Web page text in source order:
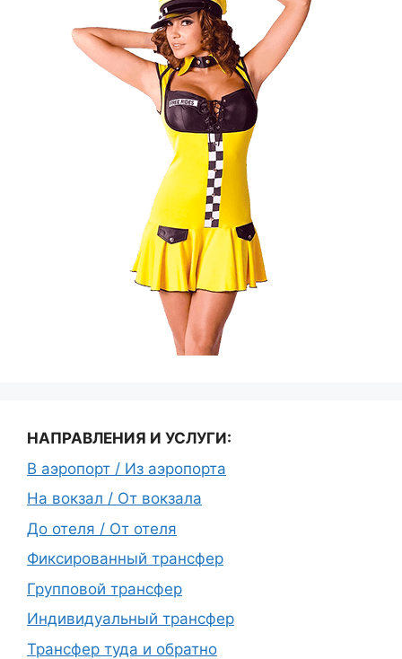
НАПРАВЛЕНИЯ И УСЛУГИ:
В аэропорт / Из аэропорта
На вокзал / От вокзала
До отеля / От отеля
Фиксированный трансфер
Групповой трансфер
Индивидуальный трансфер
Трансфер туда и обратно